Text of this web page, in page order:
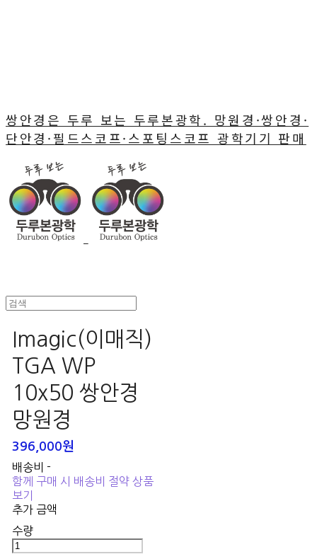
쌍안경은 두루 보는 두루본광학. 망원경·쌍안경·
단안경·필드스코프·스포팅스코프 광학기기 판매
Imagic(이매직)
TGA WP
10x50 쌍안경
망원경
396,000원
배송비 -
함께 구매 시 배송비 절약 상품
보기
추가 금액
수량